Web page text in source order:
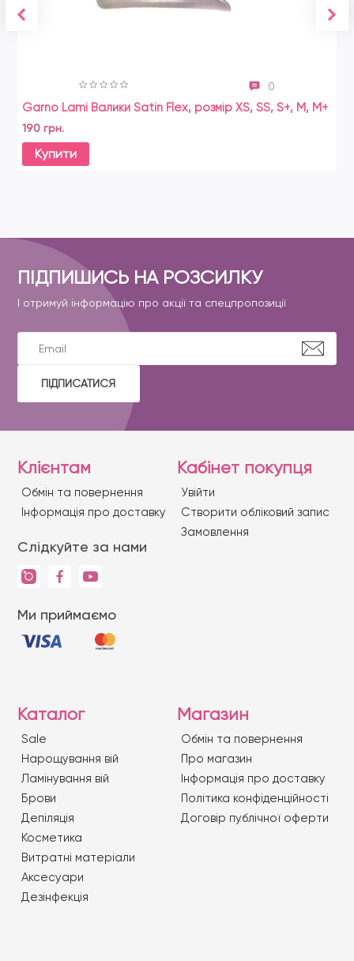
0
Garno Lami Валики Satin Flex, розмір XS, SS, S+, M, M+
190 грн.
Купити
ПІДПИШИСЬ НА РОЗСИЛКУ
І отримуй інформацію про акції та спецпропозиції
ПІДПИСАТИСЯ
Клієнтам
Обмін та повернення
Iнформація про доставку
Слідкуйте за нами
Ми приймаємо
Кабінет покупця
Увійти
Створити обліковий запис
Замовлення
Каталог
Sale
Нарощування вій
Ламінування вій
Брови
Депіляція
Косметика
Витратні матеріали
Аксесуари
Дезінфекція
Магазин
Обмін та повернення
Про магазин
Iнформація про доставку
Політика конфіденційності
Договір публічної оферти